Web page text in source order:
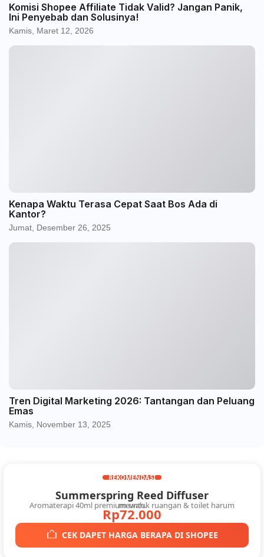
Komisi Shopee Affiliate Tidak Valid? Jangan Panik,
Ini Penyebab dan Solusinya!
Kamis, Maret 12, 2026
Kenapa Waktu Terasa Cepat Saat Bos Ada di
Kantor?
Jumat, Desember 26, 2025
Tren Digital Marketing 2026: Tantangan dan Peluang
Emas
Kamis, November 13, 2025
REKOMENDASI
Summerspring Reed Diffuser
Aromaterapi 40ml premium untuk ruangan & toilet harum mewah.
Rp72.000
CEK DAPET HARGA BERAPA DI SHOPEE